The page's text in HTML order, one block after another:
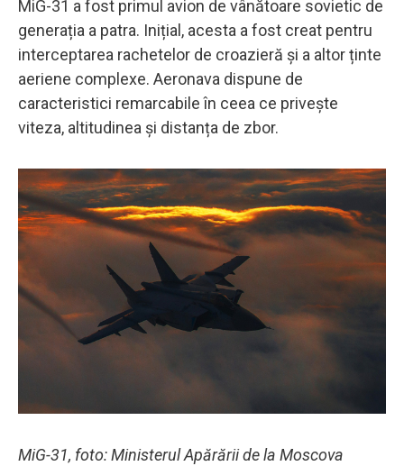
MiG-31 a fost primul avion de vânătoare sovietic de
generația a patra. Inițial, acesta a fost creat pentru
interceptarea rachetelor de croazieră și a altor ținte
aeriene complexe. Aeronava dispune de
caracteristici remarcabile în ceea ce privește
viteza, altitudinea și distanța de zbor.
MiG-31, foto: Ministerul Apărării de la Moscova